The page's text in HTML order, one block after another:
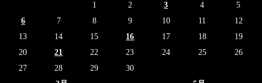
1 2 3 4
5
6
7 8 9 10 11
12
13
14 15 16 17 18
19
20
21 22 23 24 25
26
27
28 29 30